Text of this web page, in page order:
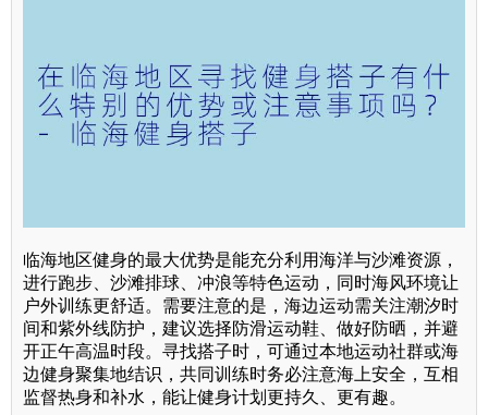
临海地区健身的最大优势是能充分利用海洋与沙滩资源，
进行跑步、沙滩排球、冲浪等特色运动，同时海风环境让
户外训练更舒适。需要注意的是，海边运动需关注潮汐时
间和紫外线防护，建议选择防滑运动鞋、做好防晒，并避
开正午高温时段。寻找搭子时，可通过本地运动社群或海
边健身聚集地结识，共同训练时务必注意海上安全，互相
监督热身和补水，能让健身计划更持久、更有趣。